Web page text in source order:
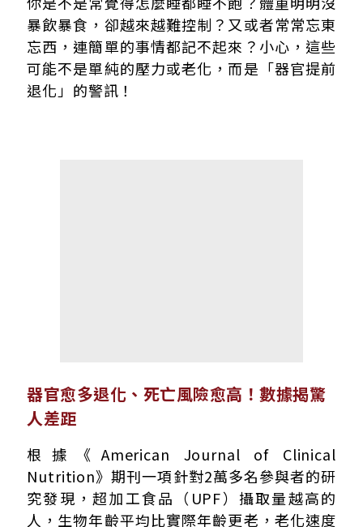
醫師提醒：5大徵兆代表器官正在快速老化
如何延緩器官老化？必做3大養生關鍵
暴飲暴食，卻越來越難控制？又或者常常忘東
忘西，連簡單的事情都記不起來？小心，這些
可能不是單純的壓力或老化，而是「器官提前
退化」的警訊！
器官愈多退化、死亡風險愈高！數據揭驚
人差距
根據《American Journal of Clinical
Nutrition》期刊一項針對2萬多名參與者的研
究發現，超加工食品（UPF）攝取量越高的
人，生物年齡平均比實際年齡更老，老化速度